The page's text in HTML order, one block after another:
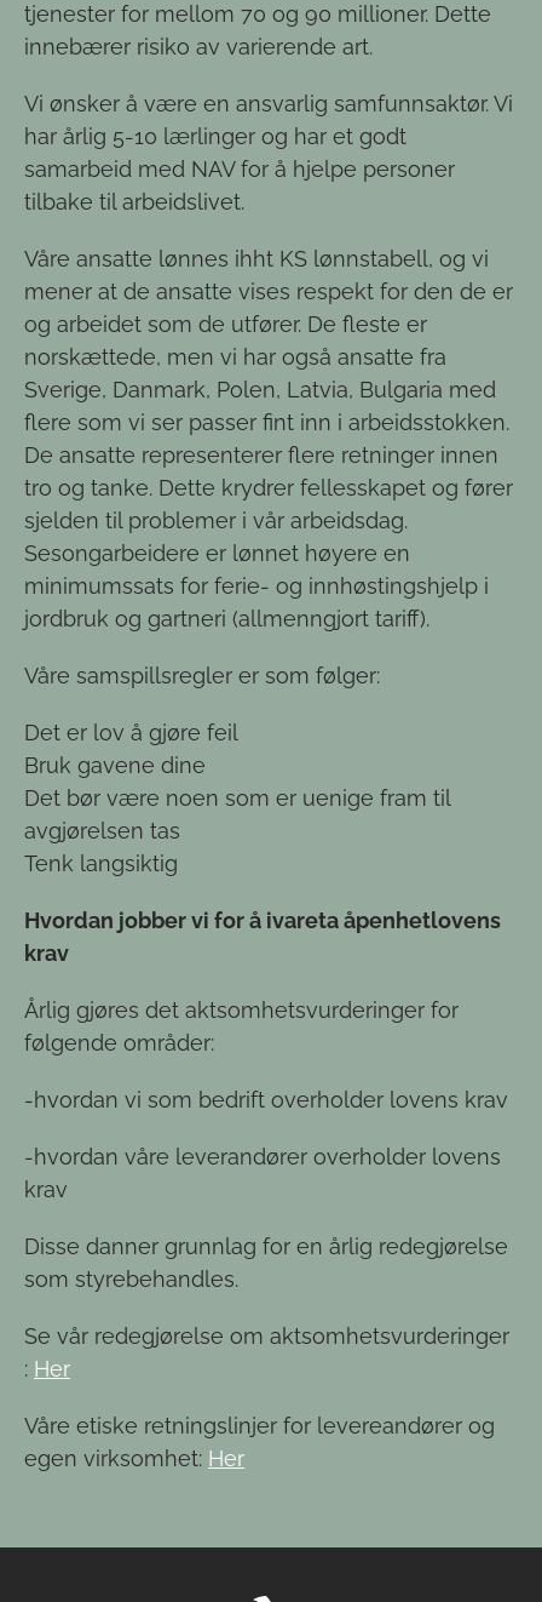
tjenester for mellom 70 og 90 millioner. Dette
innebærer risiko av varierende art.
Vi ønsker å være en ansvarlig samfunnsaktør. Vi
har årlig 5-10 lærlinger og har et godt
samarbeid med NAV for å hjelpe personer
tilbake til arbeidslivet.
Våre ansatte lønnes ihht KS lønnstabell, og vi
mener at de ansatte vises respekt for den de er
og arbeidet som de utfører. De fleste er
norskættede, men vi har også ansatte fra
Sverige, Danmark, Polen, Latvia, Bulgaria med
flere som vi ser passer fint inn i arbeidsstokken.
De ansatte representerer flere retninger innen
tro og tanke. Dette krydrer fellesskapet og fører
sjelden til problemer i vår arbeidsdag.
Sesongarbeidere er lønnet høyere en
minimumssats for ferie- og innhøstingshjelp i
jordbruk og gartneri (allmenngjort tariff).
Våre samspillsregler er som følger:
Det er lov å gjøre feil
Bruk gavene dine
Det bør være noen som er uenige fram til
avgjørelsen tas
Tenk langsiktig
Hvordan jobber vi for å ivareta åpenhetlovens
krav
Årlig gjøres det aktsomhetsvurderinger for
følgende områder:
-hvordan vi som bedrift overholder lovens krav
-hvordan våre leverandører overholder lovens
krav
Disse danner grunnlag for en årlig redegjørelse
som styrebehandles.
Se vår redegjørelse om aktsomhetsvurderinger
: Her
Våre etiske retningslinjer for levereandører og
egen virksomhet: Her